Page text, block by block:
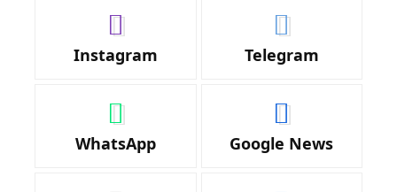
Instagram Telegram
WhatsApp Google News